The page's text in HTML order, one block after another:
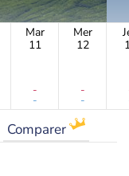
Mar
11
-
-
Mer
12
-
-
Comparer